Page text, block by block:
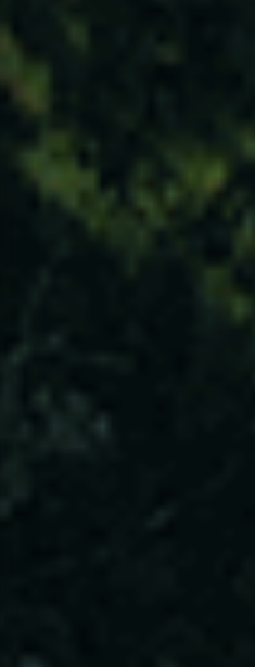
PLIS em
305
UTILIZADORES
Entidades